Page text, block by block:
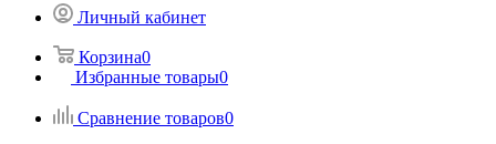
Личный кабинет
Корзина0
Избранные товары0
Сравнение товаров0